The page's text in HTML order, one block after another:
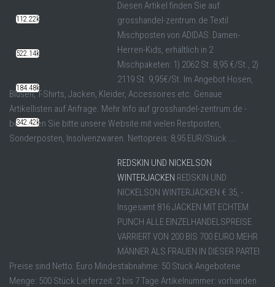
Diesen Artikel finden Sie auf
grosshandel-zentrum.de Textil
Mischposten von ADIDAS: Damen-
Herren-Kids, erhältlich in 2
Mischpaketen: 1) 2062 St. 8,95 €/St., 2)
2119 St. 9,95€/St. Im Angebot Hosen,
Blusen, T-Shirts, Jacken, Kleider, Accessoires etc. Genaue
Artikellisten auf Anfrage. Mehr Info auf grosshandel-zentrum.de -
besuchen Sie bitte unsere Website mit vielen Restposten,
Sonderposten, Insolvenzwaren. Nettopreis: 8,95 EUR/Stück ...
REDSKIN UND NICKELSON
WINTERJACKEN REDSKIN UND
NICKELSON WINTERJACKEN € 35, -
Insgesamt 816 JACKEN MIT ECHTEM
PUNCH ALLE EINZELHANDELSPREISE
VARRIERT VON 200 BIS 700 EURO MEHR
MÄNNER ALS FRAUEN IN DIESER PARTEI
Preise sind Netto: Euro Mindestabnahme: 50 Stück Angebotene
Menge: 500 Stück Lieferzeit: 2 bis 7 Tage Artikelnummer: vorhanden
112.22k
522.14k
184.48k
342.42k